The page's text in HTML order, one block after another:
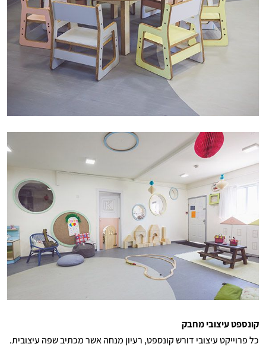
קונספט עיצובי מחבק
כל פרוייקט עיצובי דורש קונספט, רעיון מנחה אשר מכתיב שפה עיצובית.